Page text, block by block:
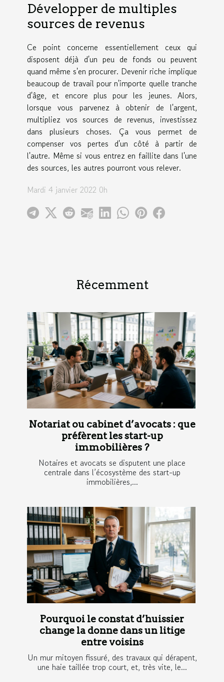
Développer de multiples
sources de revenus
Ce point concerne essentiellement ceux qui
disposent déjà d'un peu de fonds ou peuvent
quand même s'en procurer. Devenir riche implique
beaucoup de travail pour n'importe quelle tranche
d'âge, et encore plus pour les jeunes. Alors,
lorsque vous parvenez à obtenir de l'argent,
multipliez vos sources de revenus, investissez
dans plusieurs choses. Ça vous permet de
compenser vos pertes d'un côté à partir de
l'autre. Même si vous entrez en faillite dans l'une
des sources, les autres pourront vous relever.
Mardi 4 janvier 2022 0h
Récemment
Notariat ou cabinet d’avocats : que
préfèrent les start-up
immobilières ?
Notaires et avocats se disputent une place
centrale dans l’écosystème des start-up
immobilières,...
Pourquoi le constat d’huissier
change la donne dans un litige
entre voisins
Un mur mitoyen fissuré, des travaux qui dérapent,
une haie taillée trop court, et, très vite, le...